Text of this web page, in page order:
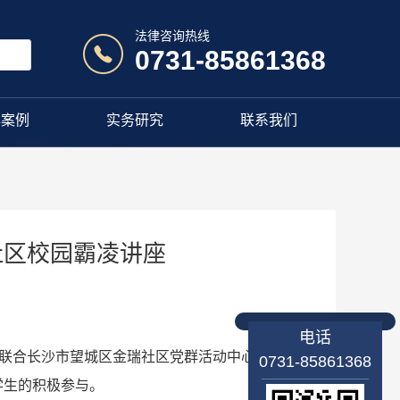
例 实务研究 联系我们
0731-85861368
法律咨询热线
校园霸凌讲座
长沙市望城区金瑞社区党群活动中心，携手
的积极参与。
电话
0731-85861368